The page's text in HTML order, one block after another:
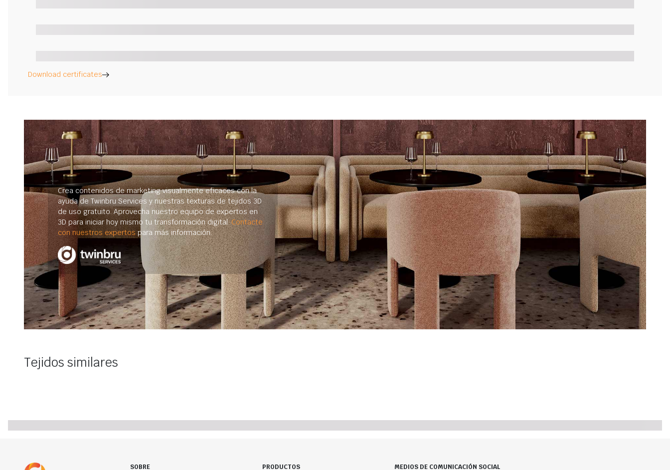
Download certificates
Crea contenidos de marketing visualmente eficaces con la
ayuda de Twinbru Services y nuestras texturas de tejidos 3D
de uso gratuito. Aprovecha nuestro equipo de expertos en
3D para iniciar hoy mismo tu transformación digital.Contacte
con nuestros expertos para más información.
Tejidos similares
SOBRE PRODUCTOS MEDIOS DE COMUNICACIÓN SOCIAL